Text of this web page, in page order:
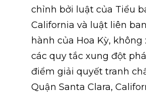
chỉnh bởi luật của Tiểu
California và luật liên
hành của Hoa Kỳ, không
các quy tắc xung đột
điểm giải quyết tranh
Quận Santa Clara,